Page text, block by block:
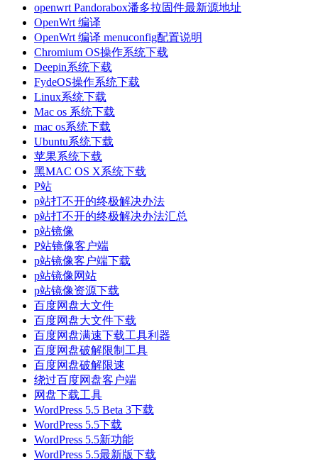
openwrt Pandorabox潘多拉固件最新源地址
OpenWrt 编译
OpenWrt 编译 menuconfig配置说明
Chromium OS操作系统下载
Deepin系统下载
FydeOS操作系统下载
Linux系统下载
Mac os 系统下载
mac os系统下载
Ubuntu系统下载
苹果系统下载
黑MAC OS X系统下载
P站
p站打不开的终极解决办法
p站打不开的终极解决办法汇总
p站镜像
P站镜像客户端
p站镜像客户端下载
p站镜像网站
p站镜像资源下载
百度网盘大文件
百度网盘大文件下载
百度网盘满速下载工具利器
百度网盘破解限制工具
百度网盘破解限速
绕过百度网盘客户端
网盘下载工具
WordPress 5.5 Beta 3下载
WordPress 5.5下载
WordPress 5.5新功能
WordPress 5.5最新版下载